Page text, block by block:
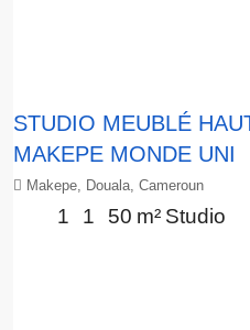
STUDIO MEUBLÉ
MAKEPE MONDE UNI
Makepe, Douala, Cameroun
1 1 50 m² Studio